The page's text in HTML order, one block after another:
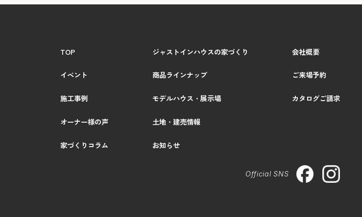
TOP
イベント
施工事例
オーナー様の声
家づくりコラム
ジャストインハウスの家づくり
商品ラインナップ
モデルハウス・展示場
土地・建売情報
お知らせ
会社概要
ご来場予約
カタログご請求
Official SNS